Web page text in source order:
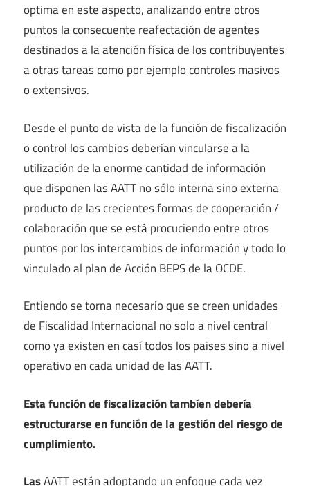
optima en este aspecto, analizando entre otros
puntos la consecuente reafectación de agentes
destinados a la atención física de los contribuyentes
a otras tareas como por ejemplo controles masivos
o extensivos.
Desde el punto de vista de la función de fiscalización
o control los cambios deberían vincularse a la
utilización de la enorme cantidad de información
que disponen las AATT no sólo interna sino externa
producto de las crecientes formas de cooperación /
colaboración que se está procuciendo entre otros
puntos por los intercambios de información y todo lo
vinculado al plan de Acción BEPS de la OCDE.
Entiendo se torna necesario que se creen unidades
de Fiscalidad Internacional no solo a nivel central
como ya existen en casí todos los paises sino a nivel
operativo en cada unidad de las AATT.
Esta función de fiscalización tambíen debería
estructurarse en función de la gestión del riesgo de
cumplimiento.
LasAATT están adoptando un enfoque cada vez